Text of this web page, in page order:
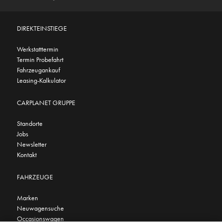
DIREKTEINSTIEGE
Werkstatttermin
Termin Probefahrt
Fahrzeugankauf
Leasing-Kalkulator
CARPLANET GRUPPE
Standorte
Jobs
Newsletter
Kontakt
FAHRZEUGE
Marken
Neuwagensuche
Occasionswagen